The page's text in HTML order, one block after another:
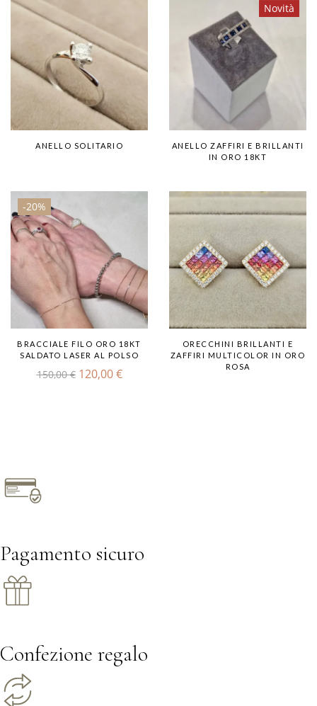
ANELLO SOLITARIO
Novità
ANELLO ZAFFIRI E BRILLANTI
IN ORO 18KT
-20%
BRACCIALE FILO ORO 18KT
SALDATO LASER AL POLSO
150,00€ Il
prezzo
120,00€Il
ORECCHINI BRILLANTI E
ZAFFIRI MULTICOLOR IN ORO
ROSA
Pagamento sicuro
Confezione regalo